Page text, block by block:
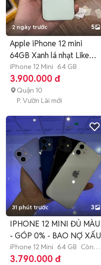
2 ngày trước 5
Apple iPhone 12 mini
64GB Xanh lá nhạt Like
New
iPhone 12 Mini 64 GB
3.900.000 đ
Quận 10
P. Vườn Lài mới
31 phút trước 3
IPHONE 12 MINI ĐỦ MÀU
- GÓP 0% - BAO NỢ XẤU
iPhone 12 Mini 64 GB Còn
bảo hành
3.790.000 đ